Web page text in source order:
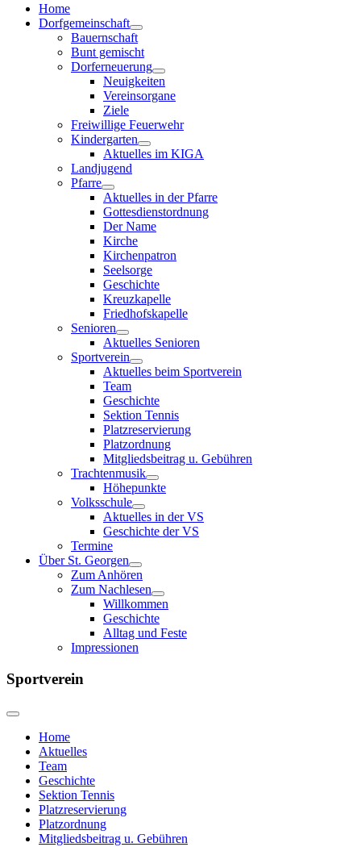
Home
Dorfgemeinschaft
Bauernschaft
Bunt gemischt
Dorferneuerung
Neuigkeiten
Vereinsorgane
Ziele
Freiwillige Feuerwehr
Kindergarten
Aktuelles im KIGA
Landjugend
Pfarre
Aktuelles in der Pfarre
Gottesdienstordnung
Der Name
Kirche
Kirchenpatron
Seelsorge
Geschichte
Kreuzkapelle
Friedhofskapelle
Senioren
Aktuelles Senioren
Sportverein
Aktuelles beim Sportverein
Team
Geschichte
Sektion Tennis
Platzreservierung
Platzordnung
Mitgliedsbeitrag u. Gebühren
Trachtenmusik
Höhepunkte
Volksschule
Aktuelles in der VS
Geschichte der VS
Termine
Über St. Georgen
Zum Anhören
Zum Nachlesen
Willkommen
Geschichte
Alltag und Feste
Impressionen
Sportverein
Home
Aktuelles
Team
Geschichte
Sektion Tennis
Platzreservierung
Platzordnung
Mitgliedsbeitrag u. Gebühren